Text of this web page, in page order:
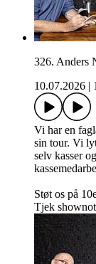
326. Anders
10.07.2026
Vi har en
sin tour. Vi
selv kasser
Støt os på
Tjek